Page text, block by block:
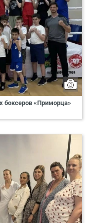
боксеров «Приморца»